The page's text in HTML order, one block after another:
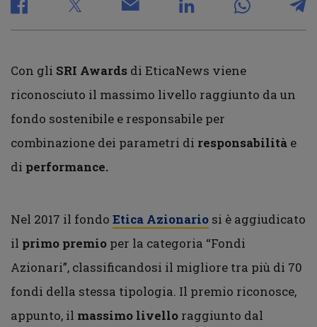
Con gli SRI Awards di EticaNews viene
riconosciuto il massimo livello raggiunto da un
fondo sostenibile e responsabile per
combinazione dei parametri di responsabilità e
di performance.
Nel 2017 il fondo Etica Azionario si è aggiudicato
il primo premio per la categoria “Fondi
Azionari”, classificandosi il migliore tra più di 70
fondi della stessa tipologia. Il premio riconosce,
appunto, il massimo livello raggiunto dal